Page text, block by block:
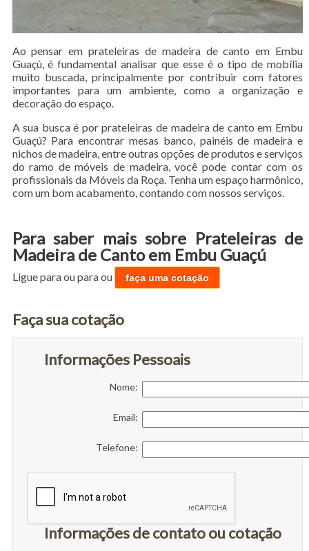
Ao pensar em prateleiras de madeira de canto em Embu
Guaçú, é fundamental analisar que esse é o tipo de mobília
muito buscada, principalmente por contribuir com fatores
importantes para um ambiente, como a organização e
decoração do espaço.
A sua busca é por prateleiras de madeira de canto em Embu
Guaçú? Para encontrar mesas banco, painéis de madeira e
nichos de madeira, entre outras opções de produtos e serviços
do ramo de móveis de madeira, você pode contar com os
profissionais da Móveis da Roça. Tenha um espaço harmônico,
com um bom acabamento, contando com nossos serviços.
Para saber mais sobre Prateleiras de
Madeira de Canto em Embu Guaçú
Ligue paraou paraou faça uma cotação
Faça sua cotação
Informações Pessoais
Nome:
Email:
Telefone:
Informações de contato ou cotação